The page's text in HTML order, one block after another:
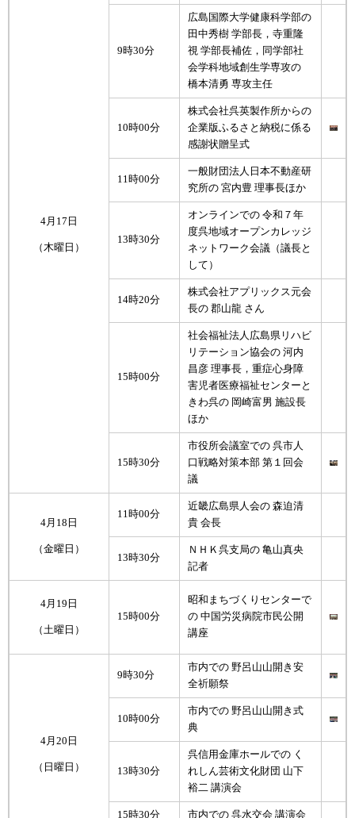
4月17日
（木曜日）
9時30分
広島国際大学健康科学部の
田中秀樹 学部長，寺重隆
視 学部長補佐，同学部社
会学科地域創生学専攻の
橋本清勇 専攻主任
10時00分
株式会社呉英製作所からの
企業版ふるさと納税に係る
感謝状贈呈式
11時00分
一般財団法人日本不動産研
究所の 宮内豊 理事長ほか
13時30分
オンラインでの 令和７年
度呉地域オープンカレッジ
ネットワーク会議（議長と
して）
14時20分
株式会社アプリックス元会
長の 郡山龍 さん
15時00分
社会福祉法人広島県リハビ
リテーション協会の 河内
昌彦 理事長，重症心身障
害児者医療福祉センターと
きわ呉の 岡崎富男 施設長
ほか
15時30分
市役所会議室での 呉市人
口戦略対策本部 第１回会
議
4月18日
（金曜日）
11時00分
近畿広島県人会の 森迫清
貴 会長
13時30分
ＮＨＫ呉支局の 亀山真央
記者
4月19日
（土曜日）
15時00分
昭和まちづくりセンターで
の 中国労災病院市民公開
講座
4月20日
（日曜日）
9時30分
市内での 野呂山山開き安
全祈願祭
10時00分
市内での 野呂山山開き式
典
13時30分
呉信用金庫ホールでの く
れしん芸術文化財団 山下
裕二 講演会
15時30分 市内での 呉水交会 講演会